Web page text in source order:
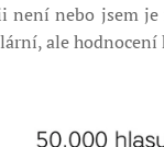
není nebo jsem
ale hodnocení